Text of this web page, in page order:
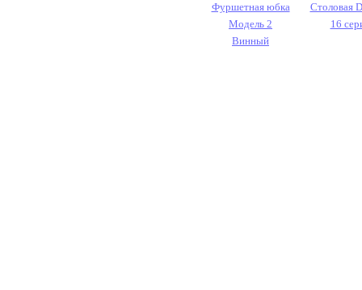
Фуршетная юбка
Модель 2
Винный
Столовая
16